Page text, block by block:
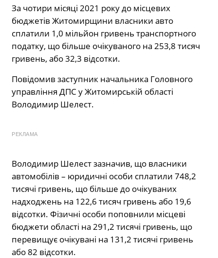
За чотири місяці 2021 року до місцевих
бюджетів Житомирщини власники авто
сплатили 1,0 мільйон гривень транспортного
податку, що більше очікуваного на 253,8 тисяч
гривень, або 32,3 відсотки.
Повідомив заступник начальника Головного
управління ДПС у Житомирській області
Володимир Шелест.
РЕКЛАМА
Володимир Шелест зазначив, що власники
автомобілів – юридичні особи сплатили 748,2
тисячі гривень, що більше до очікуваних
надходжень на 122,6 тисяч гривень або 19,6
відсотки. Фізичні особи поповнили місцеві
бюджети області на 291,2 тисячі гривень, що
перевищує очікувані на 131,2 тисячі гривень
або 82 відсотки.